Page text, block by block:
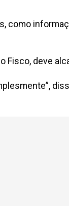
como
Fisco, deve